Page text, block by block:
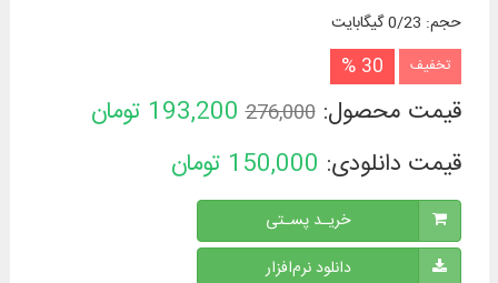
حجم: 0/23 گیگابایت
تخفیف 30 %
قیمت محصول:276,000
193,200 تومان
قیمت دانلودی: 150,000 تومان
خریـد پسـتی
دانلود نرم‌افزار